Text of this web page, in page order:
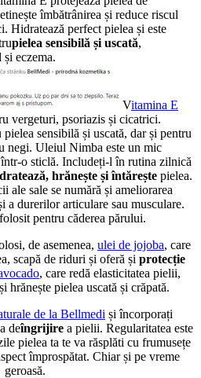
îmbătrânirea și reduce riscul
Hidratează perfect pielea și este
pielea sensibilă și uscată,
eczema.
Vitamina E
vergeturi, psoriazis și cicatrici.
pielea sensibilă și uscată, dar și pentru
negi. Uleiul Nimba este un mic
o sticlă. Includeți-l în rutina zilnică
hrănește și întărește pielea.
ale sale se numără și ameliorarea
a durerilor articulare sau musculare.
pentru căderea părului.
de asemenea, ulei de jojoba, care
scapă de riduri și oferă și protecție
, care redă elasticitatea pielii,
hrănește pielea uscată și crăpată.
de la Bellmedi și încorporați
deîngrijire a pielii. Regularitatea este
pielea ta te va răsplăti cu frumusețe
împrospătat. Chiar și pe vreme
geroasă.